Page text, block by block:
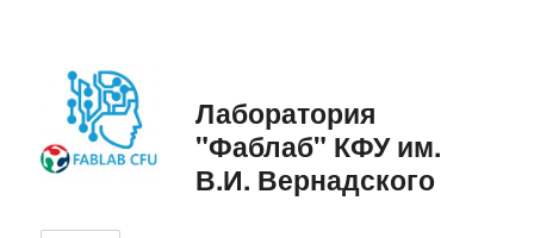
Лаборатория
"Фаблаб" КФУ им.
В.И. Вернадского